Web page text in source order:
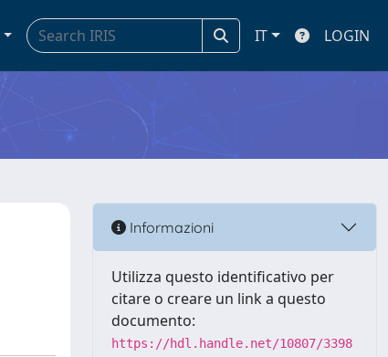
IT LOGIN
Informazioni
Utilizza questo identificativo per
citare o creare un link a questo
documento:
https://hdl.handle.net/10807/3398